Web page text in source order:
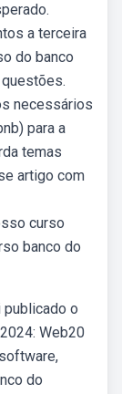
a terceira
do banco
necessários
para a
temas
artigo com
curso
banco do
publicado o
Web20
do